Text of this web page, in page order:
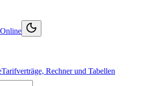
Tarifverträge, Rechner und Tabellen